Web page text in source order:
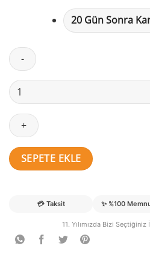
Gökçe
İsimli
Balonlar,
Unicorn
Gökkuşağı
Temalı
SEPETE EKLE
💳 Taksit ✨ %100
11. Yılımızda Bizi Seçtiğiniz